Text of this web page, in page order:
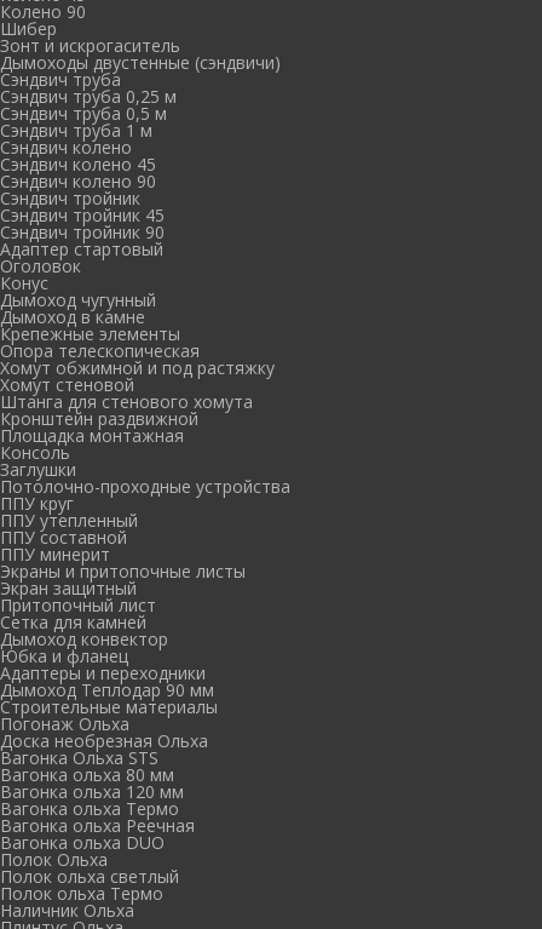
Колено 90
Шибер
Зонт и искрогаситель
Дымоходы двустенные (сэндвичи)
Сэндвич труба
Сэндвич труба 0,25 м
Сэндвич труба 0,5 м
Сэндвич труба 1 м
Сэндвич колено
Сэндвич колено 45
Сэндвич колено 90
Сэндвич тройник
Сэндвич тройник 45
Сэндвич тройник 90
Адаптер стартовый
Оголовок
Конус
Дымоход чугунный
Дымоход в камне
Крепежные элементы
Опора телескопическая
Хомут обжимной и под растяжку
Хомут стеновой
Штанга для стенового хомута
Кронштейн раздвижной
Площадка монтажная
Консоль
Заглушки
Потолочно-проходные устройства
ППУ круг
ППУ утепленный
ППУ составной
ППУ минерит
Экраны и притопочные листы
Экран защитный
Притопочный лист
Сетка для камней
Дымоход конвектор
Юбка и фланец
Адаптеры и переходники
Дымоход Теплодар 90 мм
Cтроительные материалы
Погонаж Ольха
Доска необрезная Ольха
Вагонка Ольха STS
Вагонка ольха 80 мм
Вагонка ольха 120 мм
Вагонка ольха Термо
Вагонка ольха Реечная
Вагонка ольха DUO
Полок Ольха
Полок ольха светлый
Полок ольха Термо
Наличник Ольха